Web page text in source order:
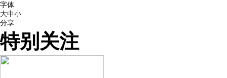
字体
大中小
分享
特别关注